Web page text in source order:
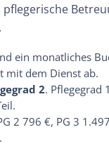
ein monatliches
mit dem Dienst ab.
2. Pflegegrad
2 796 €, PG 3